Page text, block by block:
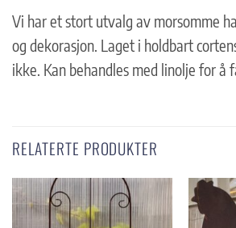
Vi har et stort utvalg av morsomme
og dekorasjon. Laget i holdbart
ikke. Kan behandles med linolje for å
RELATERTE PRODUKTER